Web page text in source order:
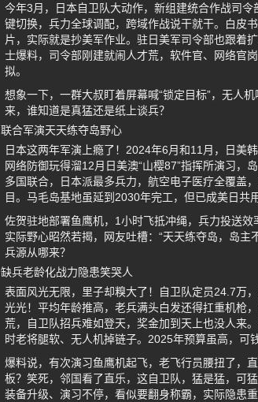
今年3月，日本自卫队大动作，新组建统合作战司
键切换，兵力全球调配，跨域作战说干就干。白皮
片，实际就是抄美军作业。驻日美军司令部也跟着
士爆料，司令部刚建就闹人才荒，软件官、网络官
拟。
想象一下，一群大叔盯着屏幕喊“锁定目标”，无人
来，谁知道是真猛还是纸上谈兵？
联合军演天天练夺岛野心
日本这两年军演上瘾了！2024年6月和11月，日美
网络防御玩得溜12月日美澳“山樱87”指挥所演习，
多国联合，日本派最多兵力，航空电子医疗全覆盖
目。马毛岛基地虽延到2030年完工，但已成美日共
佐贺驻地部署鱼鹰机，1小时飞抵冲绳，兵力投送效
实际野心昭然若揭，网友吐槽：“天天练夺岛，岛主
兵源从哪来？
缺兵老龄化战力隐患笑哭人
表面风光无限，里子却糗大了！自卫队定员24.7万
光光！平均年龄推高，老兵满头白发还得扛重机枪
荒，自卫队招兵难如登天，奖金加到天上也没人来
时老将腿软、无人机掉链子。2025年预算虽高，可
爆料说，有次演习鱼鹰机起飞，老飞行员腰扭了，
板？笑死，邻国看了直乐，这自卫队，猛是猛，可
装备升级、演习不停，看似要翻身称霸，实际隐患